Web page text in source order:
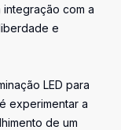
integração com a
e
LED para
experimentar a
de um